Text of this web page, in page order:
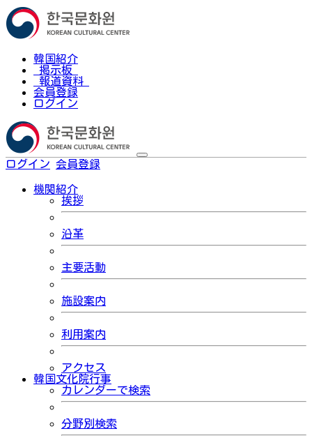
韓国紹介
掲示板
報道資料
会員登録
ログイン
ログイン 会員登録
機関紹介
挨拶
沿革
主要活動
施設案内
利用案内
アクセス
韓国文化院行事
カレンダーで検索
分野別検索